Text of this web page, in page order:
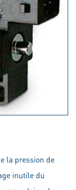
la pression de
inutile du